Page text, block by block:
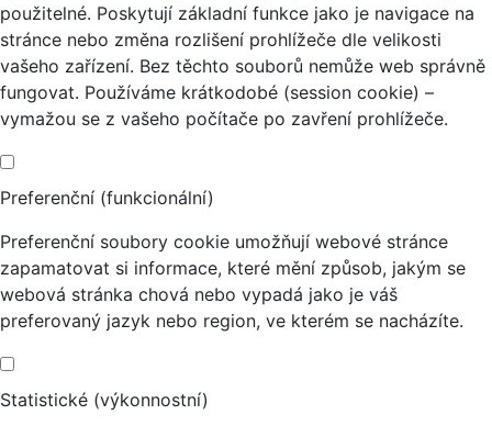
použitelné. Poskytují základní funkce jako je navigace na
stránce nebo změna rozlišení prohlížeče dle velikosti
vašeho zařízení. Bez těchto souborů nemůže web správně
fungovat. Používáme krátkodobé (session cookie) –
vymažou se z vašeho počítače po zavření prohlížeče.
Preferenční (funkcionální)
Preferenční soubory cookie umožňují webové stránce
zapamatovat si informace, které mění způsob, jakým se
webová stránka chová nebo vypadá jako je váš
preferovaný jazyk nebo region, ve kterém se nacházíte.
Statistické (výkonnostní)